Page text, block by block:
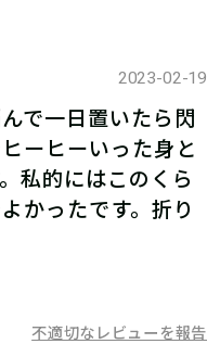
2023-02-19
で一日置いたら閃
ーヒーいった身と
私的にはこのくら
かったです。折り
不適切なレビューを報告